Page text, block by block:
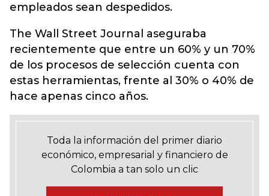
empleados sean despedidos.
The Wall Street Journal aseguraba
recientemente que entre un 60% y un 70%
de los procesos de selección cuenta con
estas herramientas, frente al 30% o 40% de
hace apenas cinco años.
Toda la información del primer diario
económico, empresarial y financiero de
Colombia a tan solo un clic